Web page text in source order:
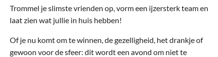
Trommel je slimste vrienden op, vorm een ijzersterk team en
laat zien wat jullie in huis hebben!
Of je nu komt om te winnen, de gezelligheid, het drankje of
gewoon voor de sfeer: dit wordt een avond om niet te